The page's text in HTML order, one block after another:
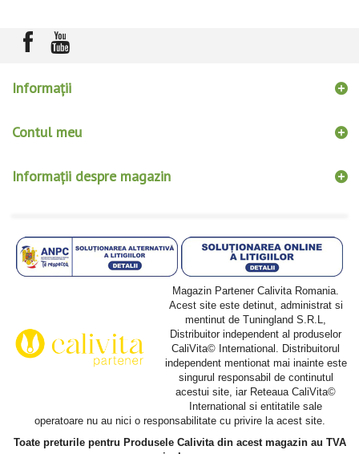
Informaţii
Contul meu
Informații despre magazin
Magazin Partener Calivita Romania.
Acest site este detinut, administrat si
mentinut de Tuningland S.R.L,
Distribuitor independent al produselor
CaliVita© International. Distribuitorul
independent mentionat mai inainte este
singurul responsabil de continutul
acestui site, iar Reteaua CaliVita©
International si entitatile sale
operatoare nu au nici o responsabilitate cu privire la acest site.
Toate preturile pentru Produsele Calivita din acest magazin au TVA